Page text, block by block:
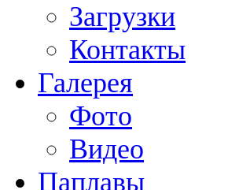
Загрузки
Контакты
Галерея
Фото
Видео
Паплавы